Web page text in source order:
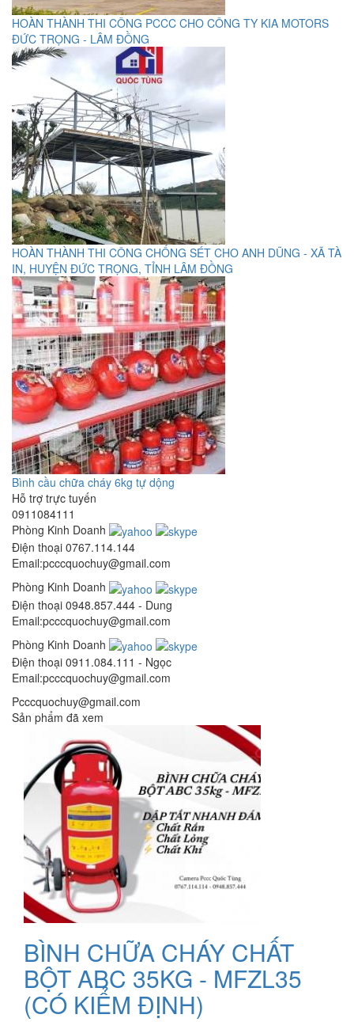
HOÀN THÀNH THI CÔNG PCCC CHO CÔNG TY KIA MOTORS
ĐỨC TRỌNG - LÂM ĐỒNG
HOÀN THÀNH THI CÔNG CHỐNG SÉT CHO ANH DŨNG - XÃ TÀ
IN, HUYỆN ĐỨC TRỌNG, TỈNH LÂM ĐỒNG
Bình cầu chữa cháy 6kg tự dộng
Hỗ trợ trực tuyến
0911084111
Phòng Kinh Doanh
Điện thoại 0767.114.144
Email:pcccquochuy@gmail.com
Phòng Kinh Doanh
Điện thoại 0948.857.444 - Dung
Email:pcccquochuy@gmail.com
Phòng Kinh Doanh
Điện thoại 0911.084.111 - Ngọc
Email:pcccquochuy@gmail.com
Pcccquochuy@gmail.com
Sản phẩm đã xem
BÌNH CHỮA CHÁY CHẤT
BỘT ABC 35KG - MFZL35
(CÓ KIỂM ĐỊNH)